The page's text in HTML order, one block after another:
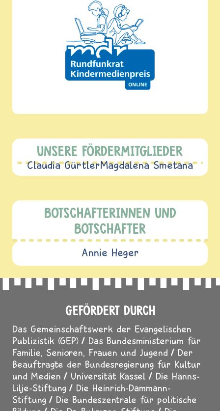
UNSERE FÖRDERMITGLIEDER
Claudia GürtlerMagdalena Smetana
BOTSCHAFTERINNEN UND
BOTSCHAFTER
Annie Heger
GEFÖRDERT DURCH
Das Gemeinschaftswerk der Evangelischen
Publizistik (GEP)
Das Bundesministerium für
Familie, Senioren, Frauen und Jugend
Der
Beauftragte der Bundesregierung für Kultur
und Medien
Universität Kassel
Die Hanns-
Lilje-Stiftung
Die Heinrich-Dammann-
Stiftung
Die Bundeszentrale für politische